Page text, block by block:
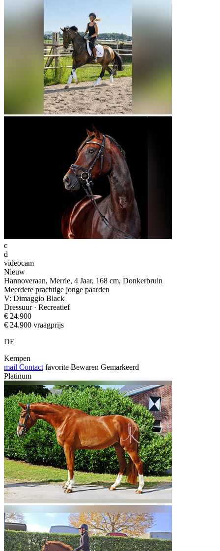
c
d
videocam
Nieuw
Hannoveraan, Merrie, 4 Jaar, 168 cm, Donkerbruin
Meerdere prachtige jonge paarden
V: Dimaggio Black
Dressuur · Recreatief
€ 24.900
€ 24.900 vraagprijs
DE
Kempen
mail Contact favorite Bewaren Gemarkeerd
Platinum